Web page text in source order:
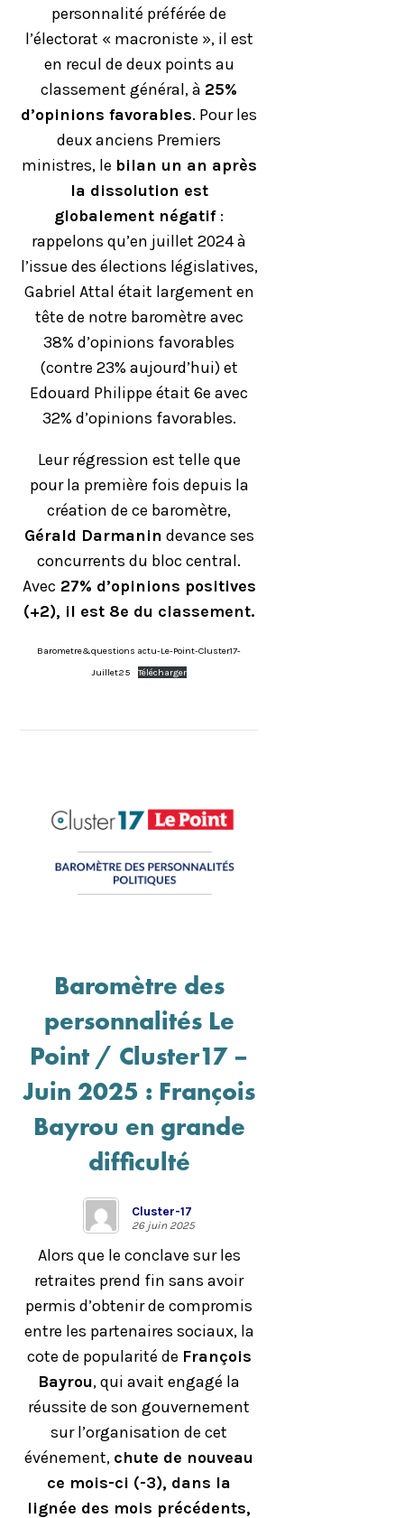
personnalité préférée de
l’électorat « macroniste », il est
en recul de deux points au
classement général, à 25%
d’opinions favorables. Pour les
deux anciens Premiers
ministres, le bilan un an après
la dissolution est
globalement négatif :
rappelons qu’en juillet 2024 à
l’issue des élections législatives,
Gabriel Attal était largement en
tête de notre baromètre avec
38% d’opinions favorables
(contre 23% aujourd’hui) et
Edouard Philippe était 6e avec
32% d’opinions favorables.
Leur régression est telle que
pour la première fois depuis la
création de ce baromètre,
Gérald Darmanin devance ses
concurrents du bloc central.
Avec 27% d’opinions positives
(+2), il est 8e du classement.
Barometre&questions actu-Le-Point-Cluster17-
Juillet25
Télécharger
Baromètre des
personnalités Le
Point / Cluster17 –
Juin 2025 : François
Bayrou en grande
difficulté
Cluster-17
26 juin 2025
Alors que le conclave sur les
retraites prend fin sans avoir
permis d’obtenir de compromis
entre les partenaires sociaux, la
cote de popularité de François
Bayrou, qui avait engagé la
réussite de son gouvernement
sur l’organisation de cet
événement, chute de nouveau
ce mois-ci (-3), dans la
lignée des mois précédents,